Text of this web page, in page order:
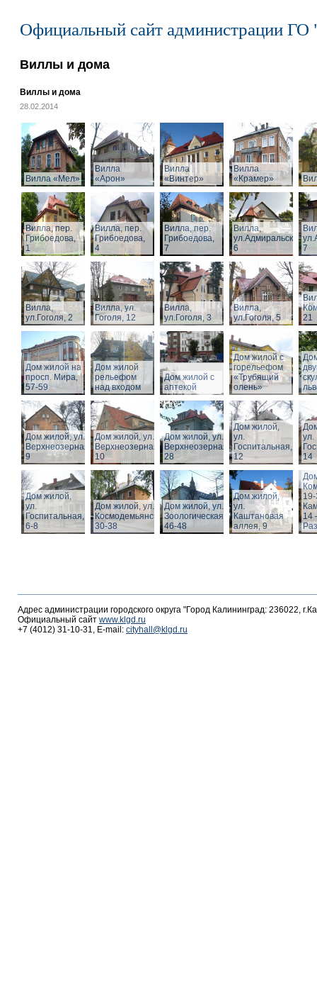
Официальный сайт администрации ГО
Виллы и дома
Виллы и дома
28.02.2014
Вилла «Мел»
Вилла
«Арон»
Вилла
«Винтер»
Вилла
«Крамер»
Вилла, пер.
Грибоедова,
1
Вилла, пер.
Грибоедова,
4
Вилла, пер.
Грибоедова,
7
Вилла,
ул.Адмиральская,
6
7
Вилла,
ул.Гоголя, 2
Вилла, ул.
Гоголя, 12
Вилла,
ул.Гоголя, 3
Вилла,
ул.Гоголя, 5
21
Дом жилой на
просп. Мира,
57-59
Дом жилой
рельефом
над входом
Дом жилой с
аптекой
Дом жилой с
горельефом
«Трубящий
олень»
Дом жилой, ул.
Верхнеозерная,
9
Дом жилой, ул.
Верхнеозерная,
10
Дом жилой, ул.
Верхнеозерная,
28
Дом жилой,
ул.
Госпитальная,
12
ул.
14
Дом жилой,
ул.
Госпитальная,
6-8
Дом жилой, ул. З.
Космодемьянской
30-38
Дом жилой, ул.
Зоологическая,
46-48
Дом жилой,
ул.
Каштановая
аллея, 9
14
Адрес администрации городского округа "Город Калининград: 236022,
Официальный сайт www.klgd.ru
+7 (4012) 31-10-31, E-mail: cityhall@klgd.ru